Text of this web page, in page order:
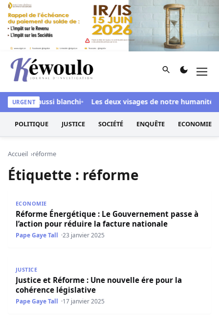
Aller au contenu
Kéwoulo, le premier site d'information et d'investigation
Rechercher
URGENT
Ndiaye aussi blanchi Les deux visages de notre humanité
POLITIQUE JUSTICE SOCIÉTÉ ENQUÊTE ECONOMIE
Accueil réforme
Étiquette : réforme
ECONOMIE
Réforme Énergétique : Le Gouvernement passe à
l’action pour réduire la facture nationale
Pape Gaye Tall 23 janvier 2025
JUSTICE
Justice et Réforme : Une nouvelle ére pour la
cohérence législative
Pape Gaye Tall 17 janvier 2025